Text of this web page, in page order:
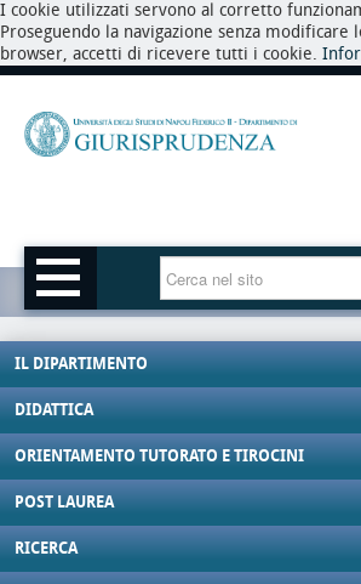
I cookie utilizzati servono al corretto
Proseguendo la navigazione senza modificare
browser, accetti di ricevere tutti i cookie.
IL DIPARTIMENTO
DIDATTICA
ORIENTAMENTO TUTORATO E TIROCINI
POST LAUREA
RICERCA